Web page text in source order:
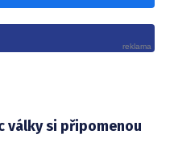
války si připomenou